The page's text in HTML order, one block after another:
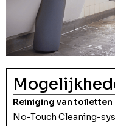
Reiniging van toiletten
No-Touch Cleaning-